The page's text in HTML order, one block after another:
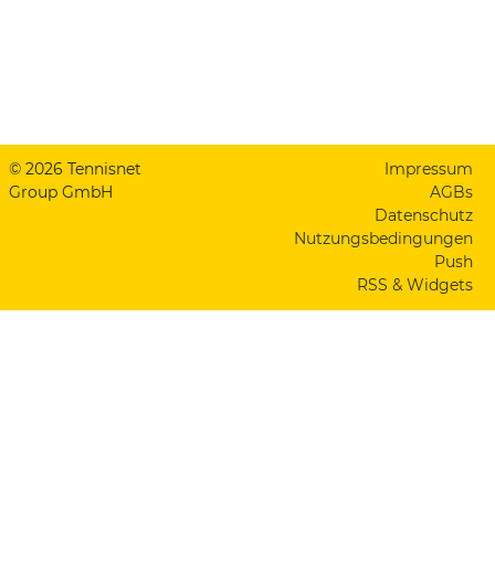
© 2026 Tennisnet
Group GmbH
Impressum
AGBs
Datenschutz
Nutzungsbedingungen
Push
RSS & Widgets